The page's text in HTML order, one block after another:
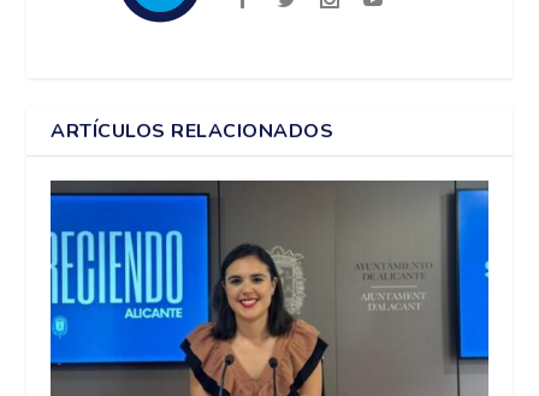
ARTÍCULOS RELACIONADOS